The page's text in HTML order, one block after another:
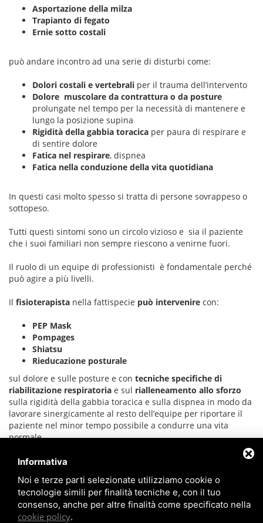
Asportazione della milza
Trapianto di fegato
Ernie sotto costali
può andare incontro ad una serie di disturbi come:
Dolori costali e vertebrali per il trauma dell’intervento
Dolore muscolare da contrattura o da posture
prolungate nel tempo per la necessità di mantenere e
lungo la posizione supina
Rigidità della gabbia toracica per paura di respirare e
di sentire dolore
Fatica nel respirare, dispnea
Fatica nella conduzione della vita quotidiana
In questi casi molto spesso si tratta di persone sovrappeso o
sottopeso.
Tutti questi sintomi sono un circolo vizioso e sia il paziente
che i suoi familiari non sempre riescono a venirne fuori.
Il ruolo di un equipe di professionisti è fondamentale perché
può agire a più livelli.
Il fisioterapista nella fattispecie può intervenire con:
PEP Mask
Pompages
Shiatsu
Rieducazione posturale
sul dolore e sulle posture e con tecniche specifiche di
riabilitazione respiratoria e sul rialleneamento allo sforzo
sulla rigidità della gabbia toracica e sulla dispnea in modo da
lavorare sinergicamente al resto dell’equipe per riportare il
paziente nel minor tempo possibile a condurre una vita
normale.
Informativa
Noi e terze parti selezionate utilizziamo cookie o
tecnologie simili per finalità tecniche e, con il tuo
consenso, anche per altre finalità come specificato nella
cookie policy.